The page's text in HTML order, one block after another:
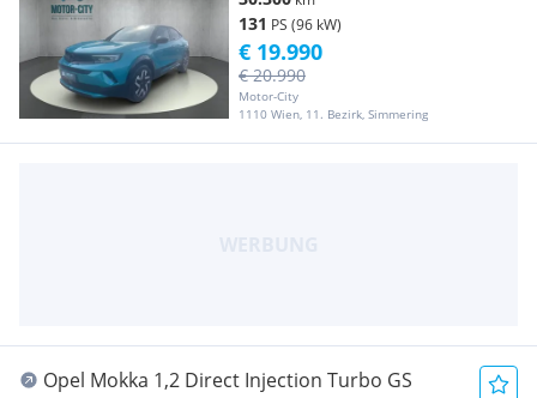
131 PS (96 kW)
Motor-City
1110 Wien, 11. Bezirk, Simmering
€ 20.990
€ 19.990
Opel Mokka 1,2 Direct Injection Turbo GS